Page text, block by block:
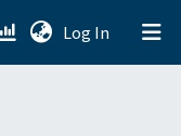
Log In (current)